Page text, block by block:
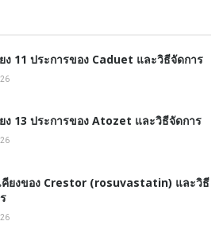
ง 11 ประการของ Caduet และวิธีจัดการ
ง 13 ประการของ Atozet และวิธีจัดการ
คียงของ Crestor (rosuvastatin) และวิธี